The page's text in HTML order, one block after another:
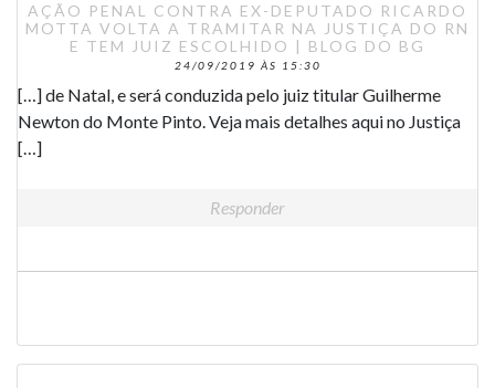
AÇÃO PENAL CONTRA EX-DEPUTADO RICARDO
MOTTA VOLTA A TRAMITAR NA JUSTIÇA DO RN
E TEM JUIZ ESCOLHIDO | BLOG DO BG
24/09/2019 ÀS 15:30
[…] de Natal, e será conduzida pelo juiz titular Guilherme
Newton do Monte Pinto. Veja mais detalhes aqui no Justiça
[…]
Responder